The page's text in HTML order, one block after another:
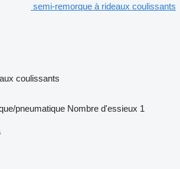
semi-remorque à rideaux coulissants
coulissants
pneumatique Nombre d'essieux 1